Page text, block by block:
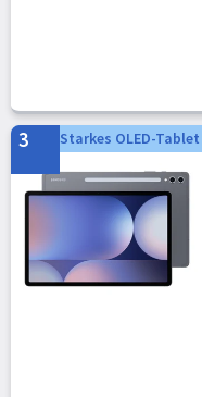
3 Starkes OLED-Tablet